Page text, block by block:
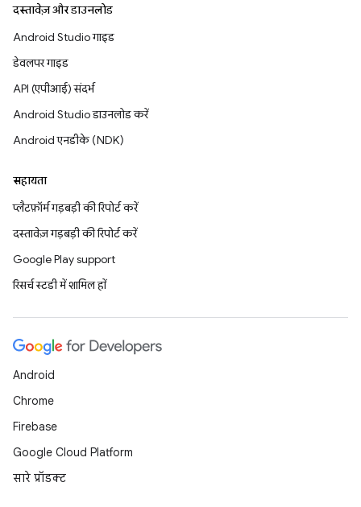
दस्तावेज़ और डाउनलोड
Android Studio गाइड
डेवलपर गाइड
API (एपीआई) संदर्भ
Android Studio डाउनलोड करें
Android एनडीके (NDK)
सहायता
प्लैटफ़ॉर्म गड़बड़ी की रिपोर्ट करें
दस्तावेज़ गड़बड़ी की रिपोर्ट करें
Google Play support
रिसर्च स्टडी में शामिल हों
Android
Chrome
Firebase
Google Cloud Platform
सारे प्रॉडक्ट